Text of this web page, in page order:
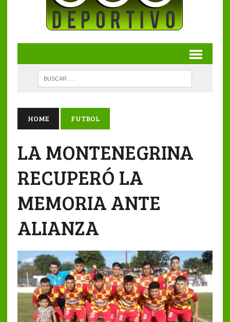
HOME FUTBOL
LA MONTENEGRINA
RECUPERÓ LA
MEMORIA ANTE
ALIANZA